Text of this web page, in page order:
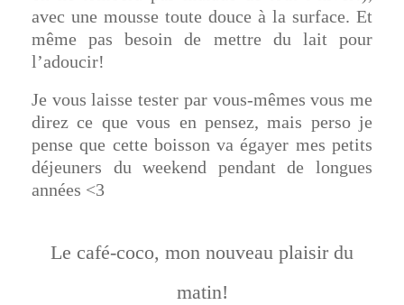
avec une mousse toute douce à la surface. Et
même pas besoin de mettre du lait pour
l’adoucir!
Je vous laisse tester par vous-mêmes vous me
direz ce que vous en pensez, mais perso je
pense que cette boisson va égayer mes petits
déjeuners du weekend pendant de longues
années <3
Le café-coco, mon nouveau plaisir du
matin!